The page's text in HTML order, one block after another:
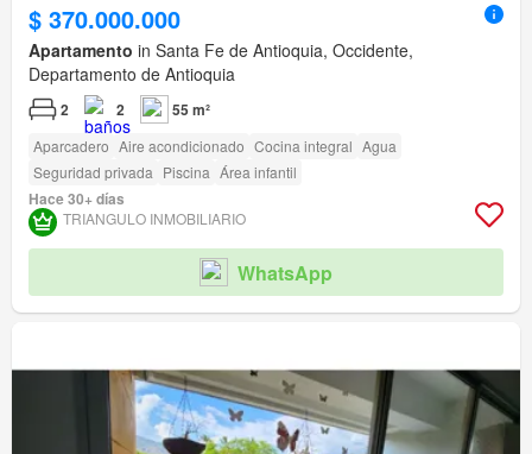
$ 370.000.000
Apartamento in Santa Fe de Antioquia, Occidente,
Departamento de Antioquia
2 2 55 m²
Aparcadero Aire acondicionado Cocina integral Agua
Seguridad privada Piscina Área infantil
Hace 30+ días
TRIANGULO INMOBILIARIO
WhatsApp